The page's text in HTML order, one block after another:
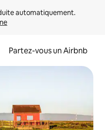
Partez-vous un Airbnb